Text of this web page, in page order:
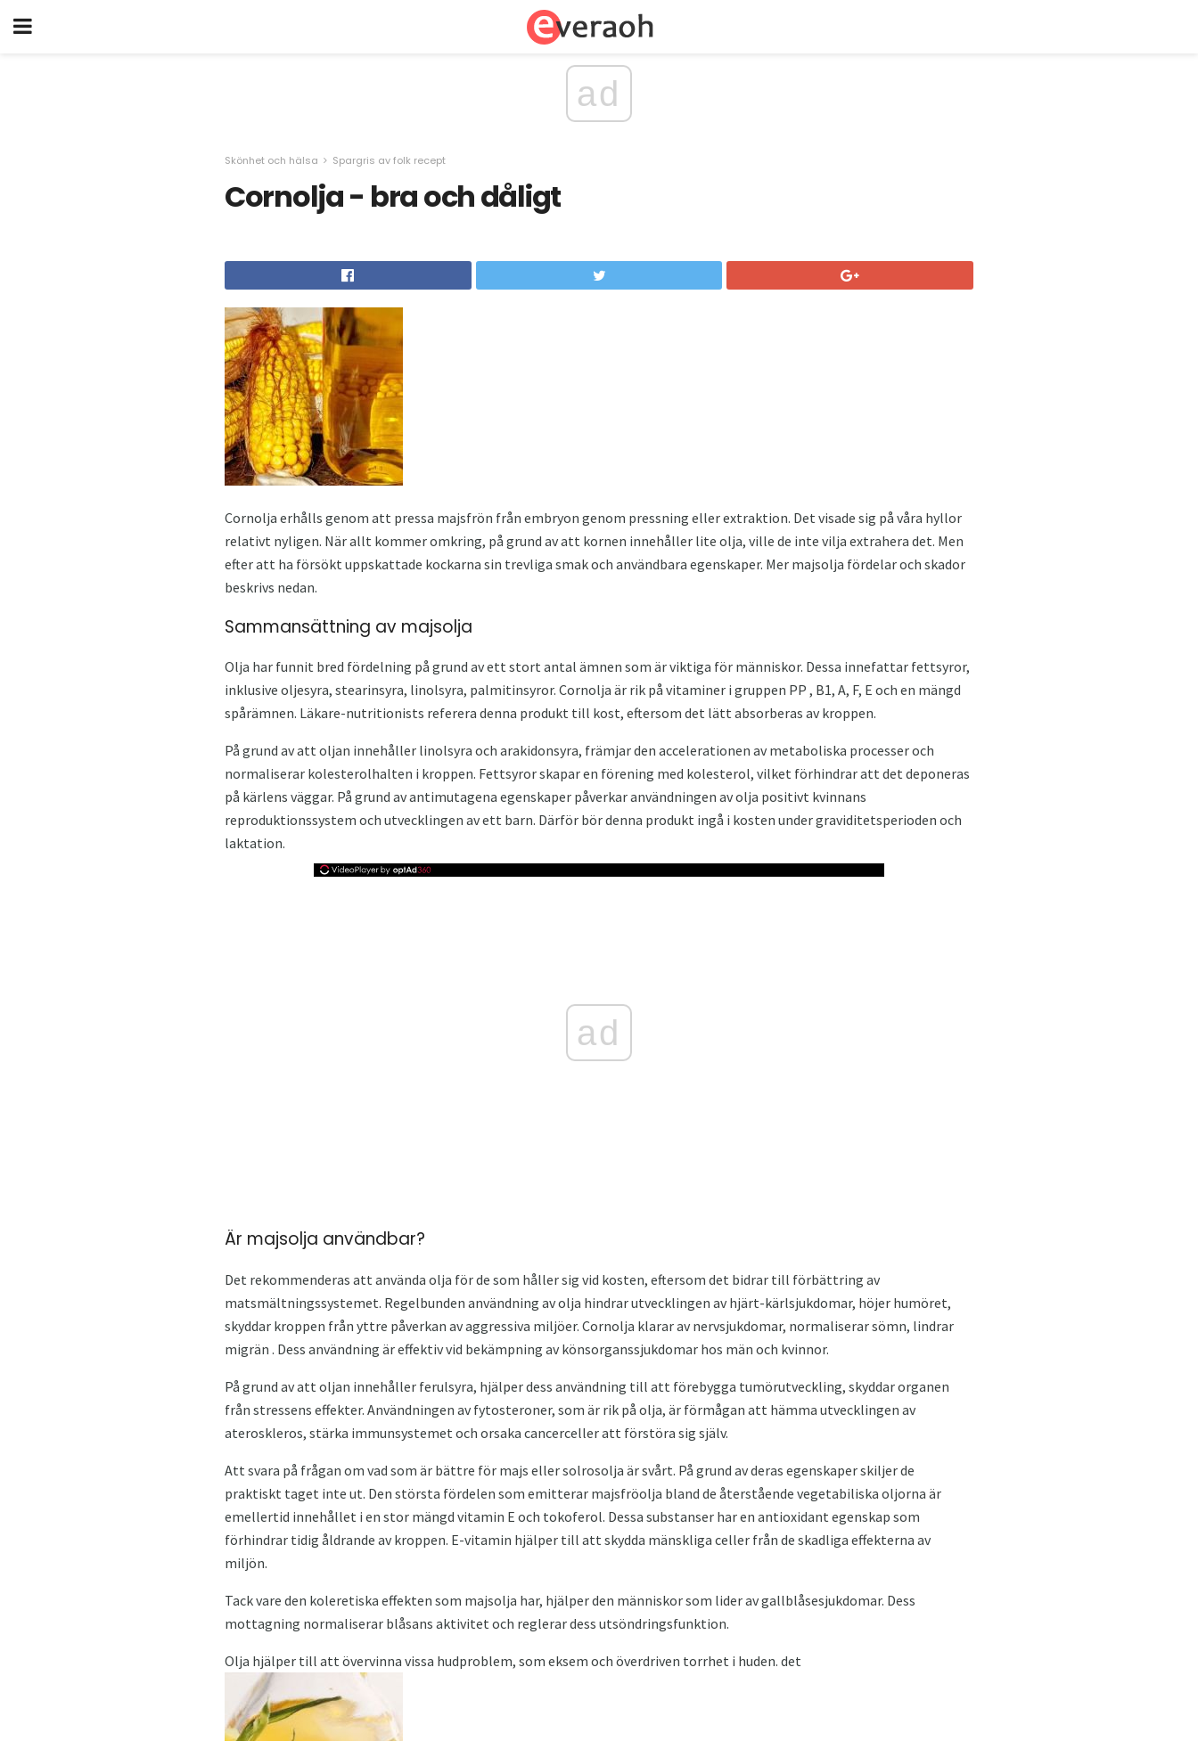
ad
Skönhet och hälsa Spargris av folk recept
Cornolja - bra och dåligt
Cornolja erhålls genom att pressa majsfrön från embryon genom pressning eller extraktion. Det visade sig på våra hyllor
relativt nyligen. När allt kommer omkring, på grund av att kornen innehåller lite olja, ville de inte vilja extrahera det. Men
efter att ha försökt uppskattade kockarna sin trevliga smak och användbara egenskaper. Mer majsolja fördelar och skador
beskrivs nedan.
Sammansättning av majsolja
Olja har funnit bred fördelning på grund av ett stort antal ämnen som är viktiga för människor. Dessa innefattar fettsyror,
inklusive oljesyra, stearinsyra, linolsyra, palmitinsyror. Cornolja är rik på vitaminer i gruppen PP , B1, A, F, E och en mängd
spårämnen. Läkare-nutritionists referera denna produkt till kost, eftersom det lätt absorberas av kroppen.
På grund av att oljan innehåller linolsyra och arakidonsyra, främjar den accelerationen av metaboliska processer och
normaliserar kolesterolhalten i kroppen. Fettsyror skapar en förening med kolesterol, vilket förhindrar att det deponeras
på kärlens väggar. På grund av antimutagena egenskaper påverkar användningen av olja positivt kvinnans
reproduktionssystem och utvecklingen av ett barn. Därför bör denna produkt ingå i kosten under graviditetsperioden och
laktation.
ad
Är majsolja användbar?
Det rekommenderas att använda olja för de som håller sig vid kosten, eftersom det bidrar till förbättring av
matsmältningssystemet. Regelbunden användning av olja hindrar utvecklingen av hjärt-kärlsjukdomar, höjer humöret,
skyddar kroppen från yttre påverkan av aggressiva miljöer. Cornolja klarar av nervsjukdomar, normaliserar sömn, lindrar
migrän . Dess användning är effektiv vid bekämpning av könsorganssjukdomar hos män och kvinnor.
På grund av att oljan innehåller ferulsyra, hjälper dess användning till att förebygga tumörutveckling, skyddar organen
från stressens effekter. Användningen av fytosteroner, som är rik på olja, är förmågan att hämma utvecklingen av
ateroskleros, stärka immunsystemet och orsaka cancerceller att förstöra sig själv.
Att svara på frågan om vad som är bättre för majs eller solrosolja är svårt. På grund av deras egenskaper skiljer de
praktiskt taget inte ut. Den största fördelen som emitterar majsfröolja bland de återstående vegetabiliska oljorna är
emellertid innehållet i en stor mängd vitamin E och tokoferol. Dessa substanser har en antioxidant egenskap som
förhindrar tidig åldrande av kroppen. E-vitamin hjälper till att skydda mänskliga celler från de skadliga effekterna av
miljön.
Tack vare den koleretiska effekten som majsolja har, hjälper den människor som lider av gallblåsesjukdomar. Dess
mottagning normaliserar blåsans aktivitet och reglerar dess utsöndringsfunktion.
Olja hjälper till att övervinna vissa hudproblem, som eksem och överdriven torrhet i huden. det